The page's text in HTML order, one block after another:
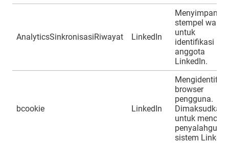
AnalyticsSinkronisasiRiwayat LinkedIn
Menyimpan
stempel waktu
untuk
identifikasi
anggota
LinkedIn.
bcookie LinkedIn
browser
pengguna.
Dimaksudkan
untuk
sistem